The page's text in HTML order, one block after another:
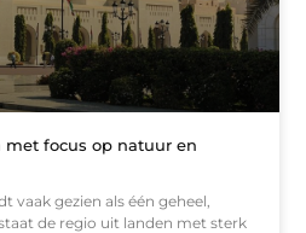
met focus op natuur en
vaak gezien als één geheel,
de regio uit landen met sterk